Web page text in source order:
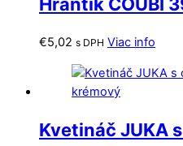
€5,02 s DPH Viac info
Kvetináč JUKA